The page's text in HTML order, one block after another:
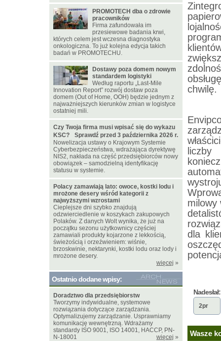
chwilę.
liczby
milowy
dla
Nadesłał:
2pr
Wasze
PROMOTECH dba o zdrowie
pracowników
Firma zafundowała im
przesiewowe badania krwi,
których celem jest wczesna diagnostyka
onkologiczna. To już kolejna edycja takich
badań w PROMOTECHU.
Dostawy poza domem nowym
standardem logistyki
Według raportu „Last-Mile
Innovation Report” rozwój dostaw poza
domem (Out of Home, OOH) będzie jednym z
najważniejszych kierunków zmian w logistyce
ostatniej mili.
Czy Twoja firma musi wpisać się do wykazu
KSC? Sprawdź przed 3 października 2026 r.
Nowelizacja ustawy o Krajowym Systemie
Cyberbezpieczeństwa, wdrażająca dyrektywę
NIS2, nakłada na część przedsiębiorców nowy
obowiązek – samodzielną identyfikację
statusu w systemie.
Polacy zamawiają lato: owoce, kostki lodu i
mrożone desery wśród kategorii z
najwyższymi wzrostami
Cieplejsze dni szybko znajdują
odzwierciedlenie w koszykach zakupowych
Polaków. Z danych Wolt wynika, że już na
początku sezonu użytkownicy częściej
zamawiali produkty kojarzone z lekkością,
świeżością i orzeźwieniem: wiśnie,
brzoskwinie, nektarynki, kostki lodu oraz lody i
mrożone desery.
więcej »
Ostatnio dodane wpisy:
Doradztwo dla przedsiębiorstw
Tworzymy indywidualne, systemowe
rozwiązania dotyczące zarządzania.
Optymalizujemy zarządzanie. Usprawniamy
komunikację wewnętrzną. Wdrażamy
standardy ISO 9001, ISO 14001, HACCP, PN-
N-18001
więcej »